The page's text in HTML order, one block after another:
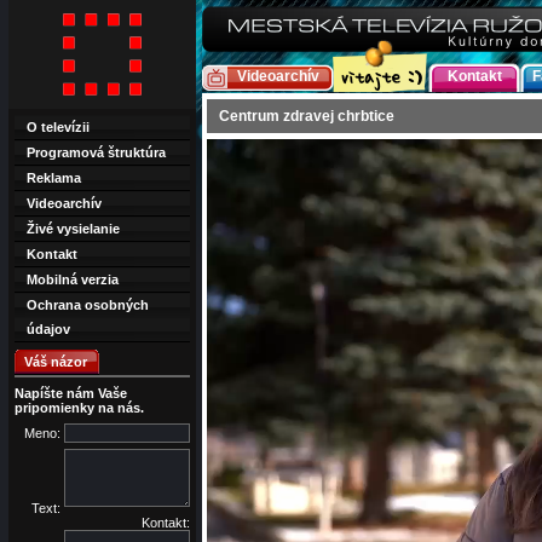
Videoarchív Kontakt
Centrum zdravej chrbtice
O televízii
Programová štruktúra
Reklama
Videoarchív
Živé vysielanie
Kontakt
Mobilná verzia
Ochrana osobných
údajov
Váš názor
Napíšte nám Vaše
pripomienky na nás.
Meno:
Text:
Kontakt: